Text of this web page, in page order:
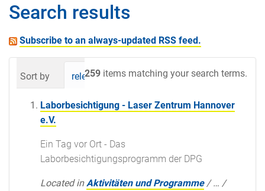
Search results
Subscribe to an always-updated RSS feed.
259 items matching your search terms.
Sort by relevance date (newest first)
Laborbesichtigung - Laser Zentrum Hannover
e.V.
Ein Tag vor Ort - Das
Laborbesichtigungsprogramm der DPG
Located in Aktivitäten und Programme /… /